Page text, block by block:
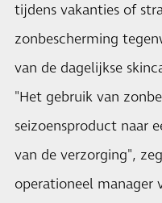
tijdens vakanties of
zonbescherming
van de dagelijkse
"Het gebruik van
seizoensproduct naar
van de verzorging",
operationeel manager